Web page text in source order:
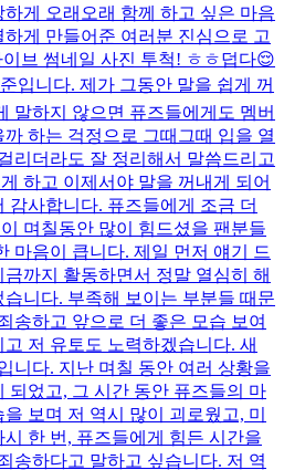
게 오래오래 함께 하고 싶은 마음
게 만들어준 여러분 진심으로 고
이브 썸네일 사진 투척! ㅎㅎ덥다😌
입니다. 제가 그동안 말을 쉽게 꺼
말하지 않으면 퓨즈들에게도 멤버
하는 걱정으로 그때그때 입을 열
리더라도 잘 정리해서 말씀드리고
하고 이제서야 말을 꺼내게 되어
감사합니다. 퓨즈들에게 조금 더
며칠동안 많이 힘드셨을 팬분들
마음이 큽니다. 제일 먼저 얘기 드
까지 활동하면서 정말 열심히 해
니다. 부족해 보이는 부분들 때문
송하고 앞으로 더 좋은 모습 보여
저 유토도 노력하겠습니다. 새
니다. 지난 며칠 동안 여러 상황을
되었고, 그 시간 동안 퓨즈들의 마
보며 저 역시 많이 괴로웠고, 미
한 번, 퓨즈들에게 힘든 시간을
송하다고 말하고 싶습니다. 저 역